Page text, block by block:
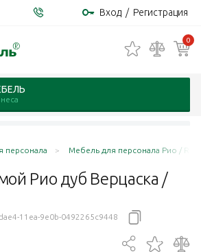
Вход / Регистрация
0
персонала Мебель для персонала Рио / Rio
Рио дуб Верцаска /
11ea-9e0b-0492265c9448